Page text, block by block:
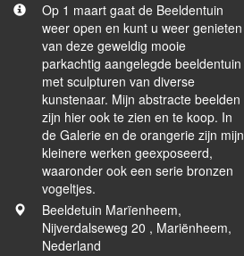
Op 1 maart gaat de Beeldentuin
weer open en kunt u weer genieten
van deze geweldig mooie
parkachtig aangelegde beeldentuin
met sculpturen van diverse
kunstenaar. Mijn abstracte beelden
zijn hier ook te zien en te koop. In
de Galerie en de orangerie zijn mijn
kleinere werken geexposeerd,
waaronder ook een serie bronzen
vogeltjes.
Beeldetuin Marïenheem,
Nijverdalseweg 20 , Mariënheem,
Nederland